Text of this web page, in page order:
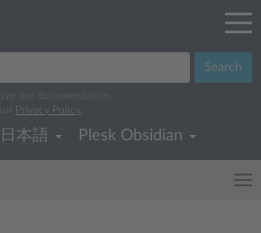
Search
our documentation.
Privacy Policy
本語 Plesk Obsidian